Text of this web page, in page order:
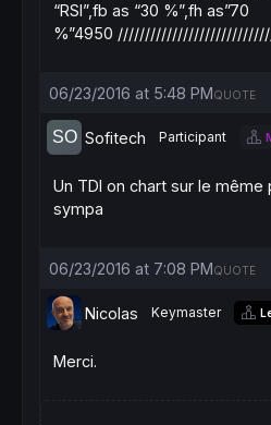
“RSI”,fb as “30 %”,fh as”70
%”4950
06/23/2016 at 5:48 PMQUOTE
Sofitech Participant
Un TDI on chart sur le même
sympa
06/23/2016 at 7:08 PMQUOTE
Nicolas Keymaster
Merci.